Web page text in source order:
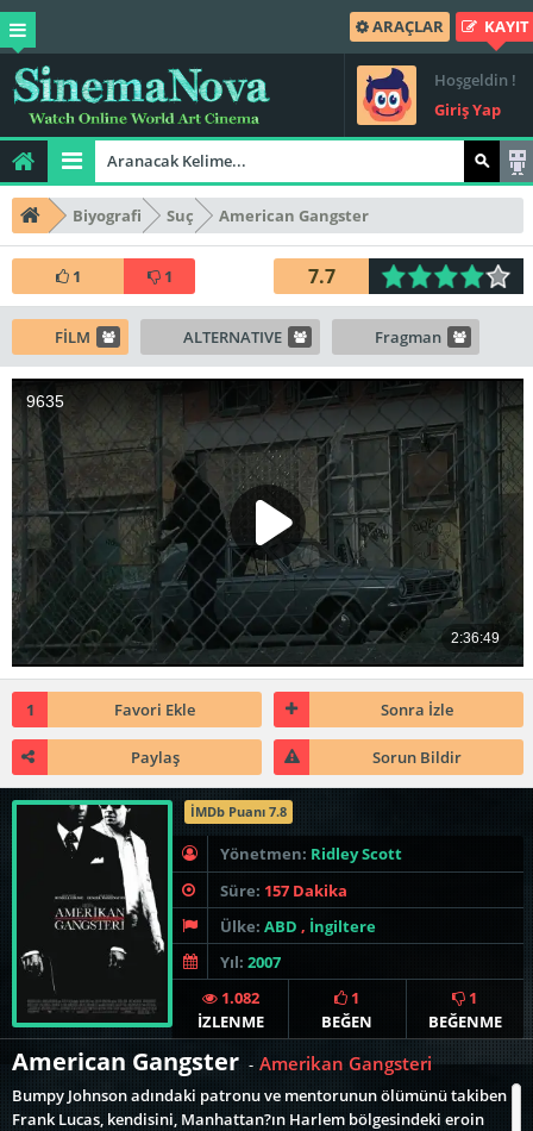
ARAÇLAR KAYIT
Hoşgeldin !
Giriş Yap
Biyografi Suç American Gangster
1 1 7.7
FİLM ALTERNATIVE Fragman
1 Favori Ekle Sonra İzle
Paylaş Sorun Bildir
İMDb Puanı 7.8
Yönetmen: Ridley Scott
Süre: 157 Dakika
Ülke: ABD , İngiltere
Yıl: 2007
1.082
İZLENME
1
BEĞEN
1
BEĞENME
American Gangster - Amerikan Gangsteri
Bumpy Johnson adındaki patronu ve mentorunun ölümünü takiben
Frank Lucas, kendisini, Manhattan?ın Harlem bölgesindeki eroin